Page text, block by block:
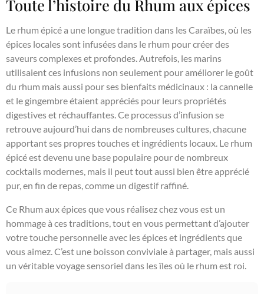
Toute l’histoire du Rhum aux épices
Le rhum épicé a une longue tradition dans les Caraïbes, où les
épices locales sont infusées dans le rhum pour créer des
saveurs complexes et profondes. Autrefois, les marins
utilisaient ces infusions non seulement pour améliorer le goût
du rhum mais aussi pour ses bienfaits médicinaux : la cannelle
et le gingembre étaient appréciés pour leurs propriétés
digestives et réchauffantes. Ce processus d’infusion se
retrouve aujourd’hui dans de nombreuses cultures, chacune
apportant ses propres touches et ingrédients locaux. Le rhum
épicé est devenu une base populaire pour de nombreux
cocktails modernes, mais il peut tout aussi bien être apprécié
pur, en fin de repas, comme un digestif raffiné.
Ce Rhum aux épices que vous réalisez chez vous est un
hommage à ces traditions, tout en vous permettant d’ajouter
votre touche personnelle avec les épices et ingrédients que
vous aimez. C’est une boisson conviviale à partager, mais aussi
un véritable voyage sensoriel dans les îles où le rhum est roi.